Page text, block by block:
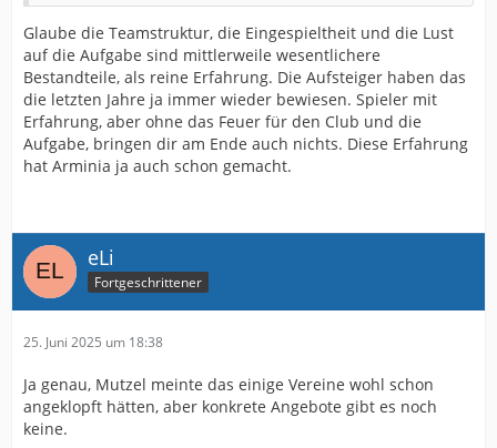
Glaube die Teamstruktur, die Eingespieltheit und die Lust
auf die Aufgabe sind mittlerweile wesentlichere
Bestandteile, als reine Erfahrung. Die Aufsteiger haben das
die letzten Jahre ja immer wieder bewiesen. Spieler mit
Erfahrung, aber ohne das Feuer für den Club und die
Aufgabe, bringen dir am Ende auch nichts. Diese Erfahrung
hat Arminia ja auch schon gemacht.
eLi
Fortgeschrittener
25. Juni 2025 um 18:38
Ja genau, Mutzel meinte das einige Vereine wohl schon
angeklopft hätten, aber konkrete Angebote gibt es noch
keine.